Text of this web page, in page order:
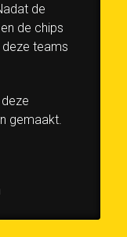
de
de chips
teams
gemaakt.